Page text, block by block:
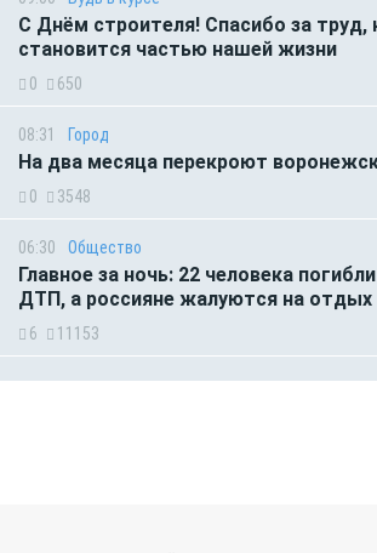
С Днём строителя! Спасибо за труд,
становится частью нашей жизни
0 650
08:31 Город
На два месяца перекроют
0 3548
06:30 Общество
Главное за ночь: 22 человека
ДТП, а россияне жалуются на отдых
6 11153